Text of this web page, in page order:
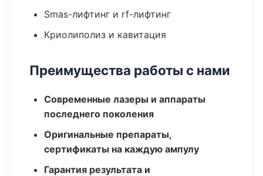
Smas-лифтинг и rf-лифтинг
Криолиполиз и кавитация
Преимущества работы с нами
Современные лазеры и аппараты
последнего поколения
Оригинальные препараты,
сертификаты на каждую ампулу
Гарантия результата и